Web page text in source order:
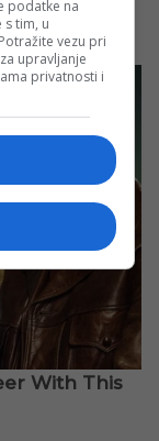
podatke na
s tim, u
vezu pri
upravljanje
privatnosti i